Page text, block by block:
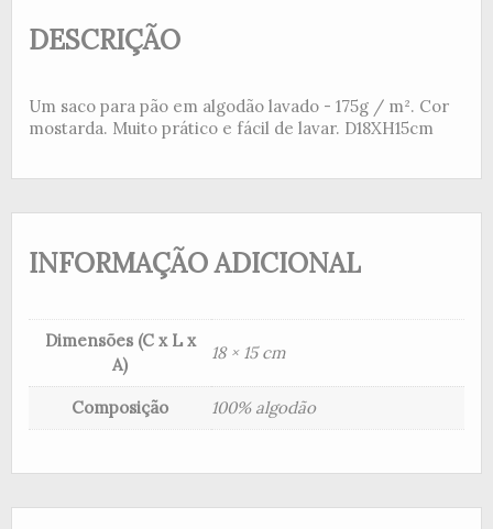
DESCRIÇÃO
Um saco para pão em algodão lavado - 175g / m². Cor
mostarda. Muito prático e fácil de lavar. D18XH15cm
INFORMAÇÃO ADICIONAL
Dimensões (C x L x
A)
18 × 15 cm
Composição 100% algodão